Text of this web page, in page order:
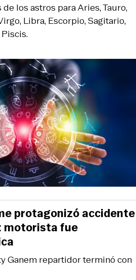
los astros para Aries, Tauro,
Libra, Escorpio, Sagitario,
Ganem repartidor terminó con
protagonizó accidente
motorista fue